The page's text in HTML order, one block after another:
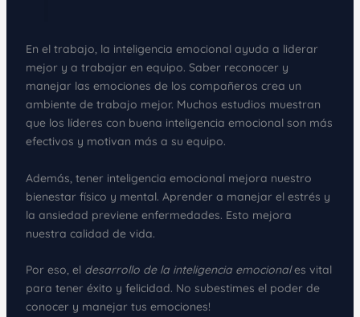
En el trabajo, la inteligencia emocional ayuda a liderar
mejor y a trabajar en equipo. Saber reconocer y
manejar las emociones de los compañeros crea un
ambiente de trabajo mejor. Muchos estudios muestran
que los líderes con buena inteligencia emocional son más
efectivos y motivan más a su equipo.
Además, tener inteligencia emocional mejora nuestro
bienestar físico y mental. Aprender a manejar el estrés y
la ansiedad previene enfermedades. Esto mejora
nuestra calidad de vida.
Por eso, el desarrollo de la inteligencia emocionales vital
para tener éxito y felicidad. No subestimes el poder de
conocer y manejar tus emociones!